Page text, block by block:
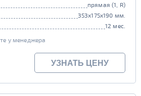
прямая (1, R)
353x175x190 мм.
12 мес.
у менеджера
УЗНАТЬ ЦЕНУ